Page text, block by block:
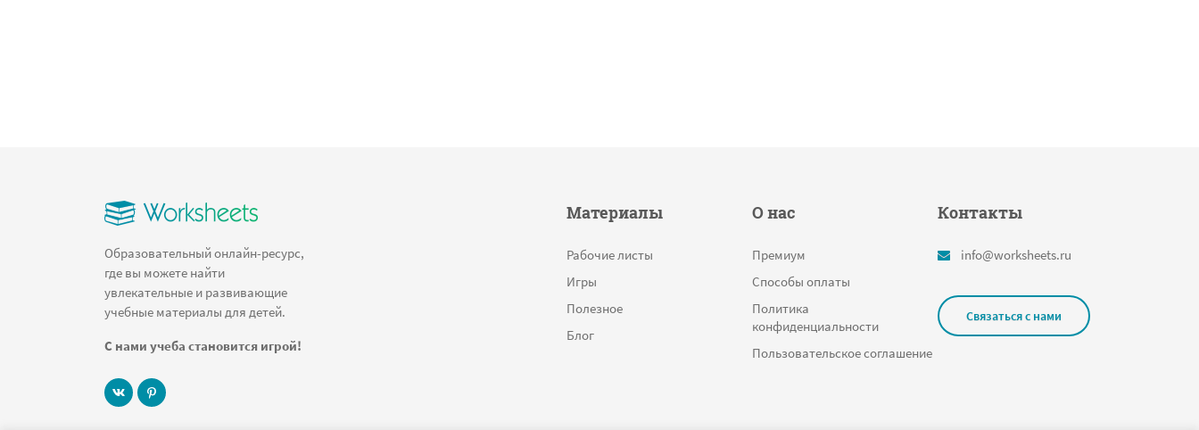
Образовательный онлайн-ресурс,
где вы можете найти
увлекательные и развивающие
учебные материалы для детей.
С нами учеба становится игрой!
Материалы
Рабочие листы
Игры
Полезное
Блог
О нас
Премиум
Способы оплаты
Политика
конфиденциальности
Пользовательское соглашение
Контакты
info@worksheets.ru
Связаться с нами